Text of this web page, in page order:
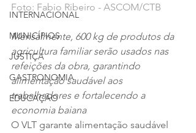
INTERNACIONAL
MUNICÍPIOS
JUSTIÇA
GASTRONOMIA
EDUCAÇÃO
Foto: Fabio Ribeiro - ASCOM/CTB
Mensalmente, 600 kg de produtos da
agricultura familiar serão usados nas
refeições da obra, garantindo
alimentação saudável aos
trabalhadores e fortalecendo a
economia baiana
O VLT garante alimentação saudável